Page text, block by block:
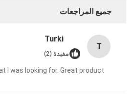
شريط لاصق رقائق الألومنيوم
جميع المراجعات
T
Turki
مفيدة (2)
I was looking for. Great product.